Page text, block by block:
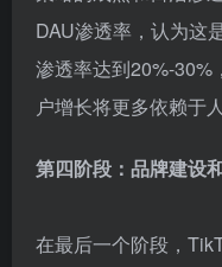
DAU渗透率，认为这
渗透率达到20%-30%
户增长将更多依赖于
第四阶段：品牌建设
在最后一个阶段，